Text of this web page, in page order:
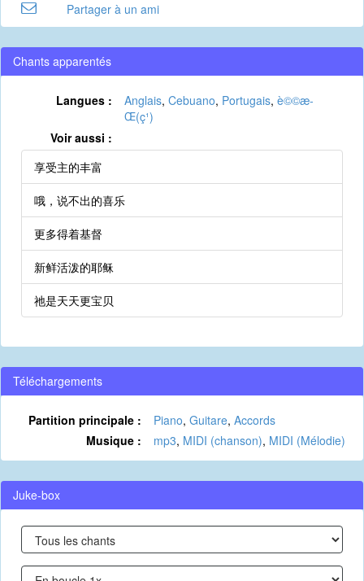
Partager à un ami
Chants apparentés
Langues : Anglais, Cebuano, Portugais, è©©æ­
Œ(ç¹)
Voir aussi :
享受主的丰富
哦，说不出的喜乐
更多得着基督
新鲜活泼的耶稣
祂是天天更宝贝
Téléchargements
Partition principale : Piano, Guitare, Accords
Musique :
mp3, MIDI (chanson), MIDI (Mélodie)
Juke-box